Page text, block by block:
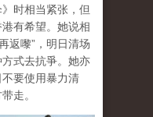
时相当紧张，但
有希望。她说相
返嚟”，明日清场
式去抗爭。她亦
要使用暴力清
走。